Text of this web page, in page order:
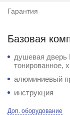
Гарантия
Базовая
душевая дверь
тонированное,
алюминиевый
инструкция
Доп. оборудование